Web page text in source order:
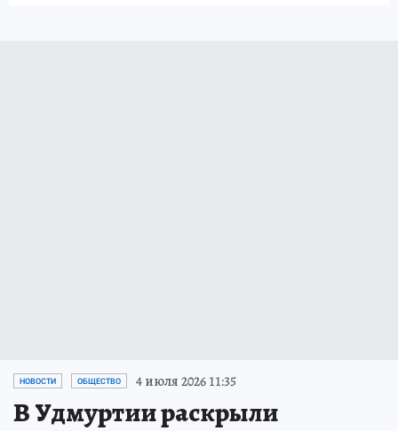
НОВОСТИ ОБЩЕСТВО 4 июля 2026 11:35
В Удмуртии раскрыли